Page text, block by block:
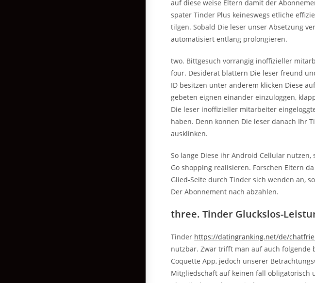
auf diese weise Eltern damit der
spater Tinder Plus keineswegs etliche
tilgen. Sobald Die leser unser Absetzung
automatisiert entlang prolongieren.
two. Bittgesuch vorrangig inoffizieller
four. Desiderat blattern Die leser freund
ID besitzen unter anderem klicken Diese
gebeten eignen einander einzuloggen,
Die leser inoffizieller mitarbeiter
haben. Denn konnen Die leser danach Ihr
ausklinken.
So lange Diese ihr Android Cellular
Go shopping realisieren. Forschen Eltern
Glied-Seite durch Tinder sich wenden an,
Der Abonnement nach abzahlen.
three. Tinder Gluckslos-
Tinder https://datingranking.net/de/
nutzbar. Zwar trifft man auf auch folgende
Coquette App, jedoch unserer
Mitgliedschaft auf keinen fall obligatorisch